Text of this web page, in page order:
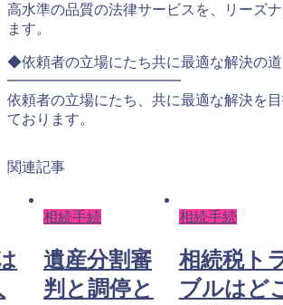
高水準の品質の法律サービスを、リーズ
ます。
◆依頼者の立場にたち共に最適な解決の道
━━━━━━━━━━━━
依頼者の立場にたち、共に最適な解決を
ております。
関連記事
相続手続
遺産分割審
判と調停と
相続手続
相続税ト
ブルはど